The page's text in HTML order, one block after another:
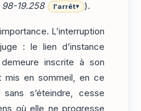
98-19.258
l'arrêt▾ ).
L’interruption
: le lien d’instance
inscrite à son
mis en sommeil, en ce
s’éteindre, cesse
où elle ne progresse